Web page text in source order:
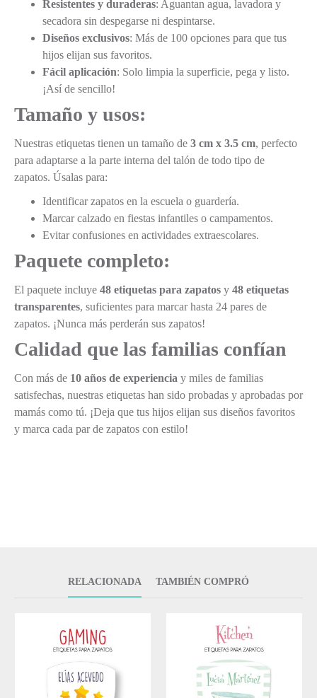
Resistentes y duraderas: Aguantan agua, lavadora y
secadora sin despegarse ni despintarse.
Diseños exclusivos: Más de 100 opciones para que tus
hijos elijan sus favoritos.
Fácil aplicación: Solo limpia la superficie, pega y listo.
¡Así de sencillo!
Tamaño y usos:
Nuestras etiquetas tienen un tamaño de 3 cm x 3.5 cm, perfecto
para adaptarse a la parte interna del talón de todo tipo de
zapatos. Úsalas para:
Identificar zapatos en la escuela o guardería.
Marcar calzado en fiestas infantiles o campamentos.
Evitar confusiones en actividades extraescolares.
Paquete completo:
El paquete incluye 48 etiquetas para zapatos y 48 etiquetas
transparentes, suficientes para marcar hasta 24 pares de
zapatos. ¡Nunca más perderán sus zapatos!
Calidad que las familias confían
Con más de 10 años de experiencia y miles de familias
satisfechas, nuestras etiquetas han sido probadas y aprobadas por
mamás como tú. ¡Deja que tus hijos elijan sus diseños favoritos
y marca cada par de zapatos con estilo!
RELACIONADA TAMBIÉN COMPRÓ